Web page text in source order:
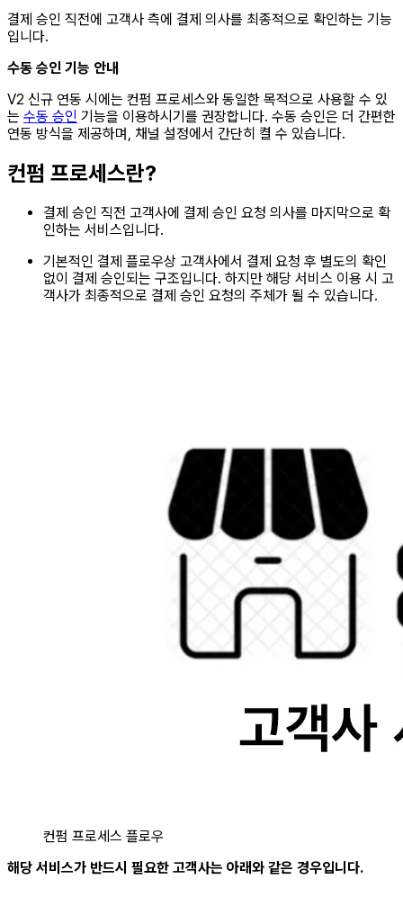
결제 승인 직전에 고객사 측에 결제 의사를 최종적으로 확인하는 기능
입니다.
수동 승인 기능 안내
V2 신규 연동 시에는 컨펌 프로세스와 동일한 목적으로 사용할 수 있
는 수동 승인 기능을 이용하시기를 권장합니다. 수동 승인은 더 간편한
연동 방식을 제공하며, 채널 설정에서 간단히 켤 수 있습니다.
컨펌 프로세스란?
결제 승인 직전 고객사에 결제 승인 요청 의사를 마지막으로 확
인하는 서비스입니다.
기본적인 결제 플로우상 고객사에서 결제 요청 후 별도의 확인
없이 결제 승인되는 구조입니다. 하지만 해당 서비스 이용 시 고
객사가 최종적으로 결제 승인 요청의 주체가 될 수 있습니다.
컨펌 프로세스 플로우
해당 서비스가 반드시 필요한 고객사는 아래와 같은 경우입니다.